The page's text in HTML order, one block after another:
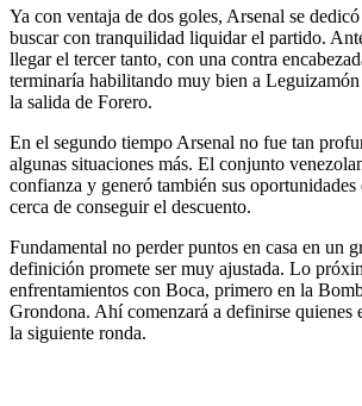
Ya con ventaja de dos goles, Arsenal se
buscar con tranquilidad liquidar el partido.
llegar el tercer tanto, con una contra
terminaría habilitando muy bien a
la salida de Forero.
En el segundo tiempo Arsenal no fue tan
algunas situaciones más. El conjunto
confianza y generó también sus
cerca de conseguir el descuento.
Fundamental no perder puntos en casa en un
definición promete ser muy ajustada. Lo
enfrentamientos con Boca, primero en la
Grondona. Ahí comenzará a definirse quienes
la siguiente ronda.